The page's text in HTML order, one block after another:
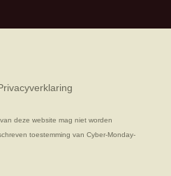
deze website mag niet worden
toestemming van Cyber-Monday-